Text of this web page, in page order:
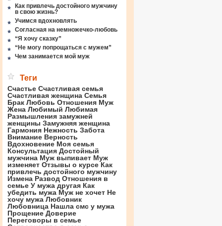
Как привлечь достойного мужчину
в свою жизнь?
Учимся вдохновлять
Согласная на немножечко-любовь
“Я хочу сказку”
“Не могу попрощаться с мужем”
Чем занимается мой муж
Теги
Счастье Счастливая семья
Счастливая женщина Семья
Брак Любовь Отношения Муж
Жена Любимый Любимая
Размышления замужней
женщины Замужняя женщина
Гармония Нежность Забота
Внимание Верность
Вдохновение Моя семья
Консультация Достойный
мужчина Муж выпивает Муж
изменяет Отзывы о курсе Как
привлечь достойного мужчину
Измена Развод Отношения в
семье У мужа другая Как
убедить мужа Муж не хочет Не
хочу мужа Любовник
Любовница Нашла смс у мужа
Прощение Доверие
Переговоры в семье